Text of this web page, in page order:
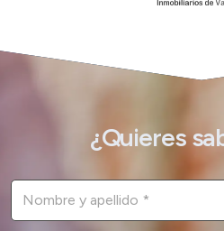
¿Quieres